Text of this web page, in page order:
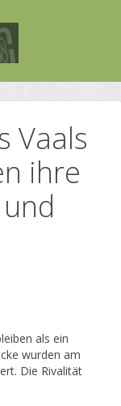
Vaals
ihre
als ein
wurden am
Die Rivalität